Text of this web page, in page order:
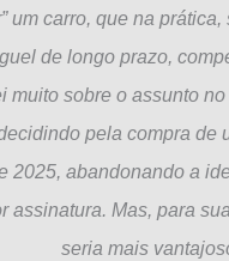
um carro, que na
de longo prazo,
muito sobre o assunto
pela compra de
2025, abandonando a
assinatura. Mas, para
seria mais